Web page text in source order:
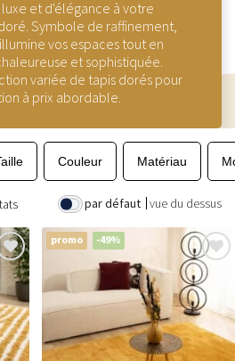
et d'élégance à votre
Symbole de raffinement,
vos espaces tout en
et sophistiquée.
variée de tapis dorés pour
à prix abordable.
Couleur Matériau
par défaut vue du dessus
promo -49%